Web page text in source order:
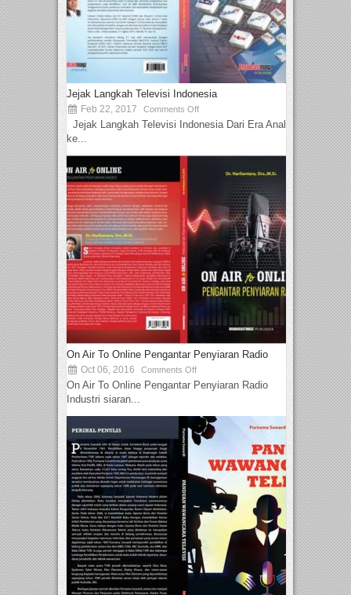
Jejak Langkah Televisi Indonesia
Feb 22, 2017 Comments Off
Jejak Langkah Televisi Indonesia Dari Era Analog
ke...
On Air To Online Pengantar Penyiaran Radio
Oct 06, 2016 Comments Off
On Air To Online Pengantar Penyiaran Radio
Industri siaran...